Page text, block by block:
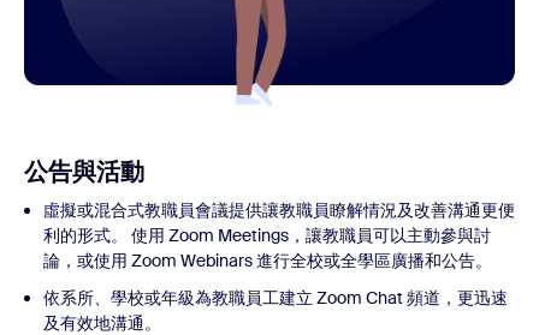
公告與活動
虛擬或混合式教職員會議提供讓教職員瞭解情況及改善溝通更便
利的形式。 使用 Zoom Meetings，讓教職員可以主動參與討
論，或使用 Zoom Webinars 進行全校或全學區廣播和公告。
依系所、學校或年級為教職員工建立 Zoom Chat 頻道，更迅速
及有效地溝通。